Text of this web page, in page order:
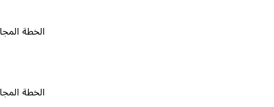
الخطة المجانية ٠
الخطة المجانية ٠